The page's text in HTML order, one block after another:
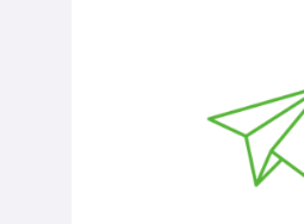
Permohonan yang
untuk proses